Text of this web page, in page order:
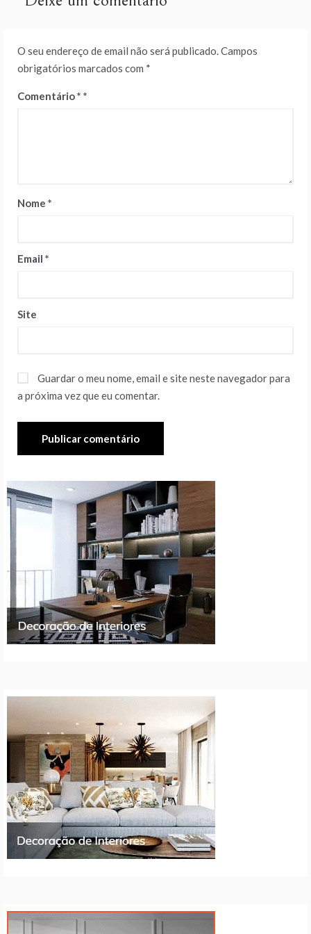
O seu endereço de email não será publicado.Campos
obrigatórios marcados com *
Comentário*
Nome *
Email *
Site
Guardar o meu nome, email e site neste navegador para
a próxima vez que eu comentar.